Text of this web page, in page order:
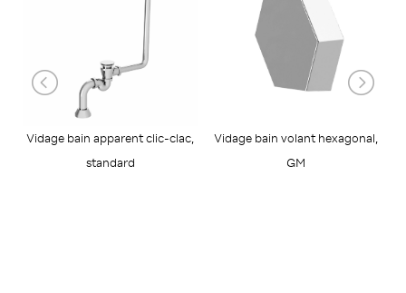
Vidage bain apparent clic-clac,
standard
Vidage bain volant hexagonal,
GM